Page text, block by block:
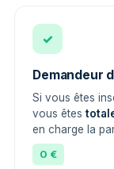
✓
Demandeur
Si vous êtes
vous êtes
en charge la
0 €